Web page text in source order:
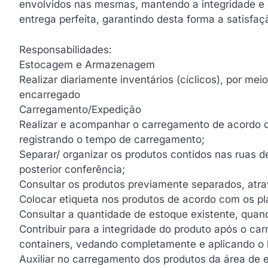
envolvidos nas mesmas, mantendo a integridade
entrega perfeita, garantindo desta forma a
Responsabilidades:
Estocagem e Armazenagem
Realizar diariamente inventários (cíclicos), por
encarregado
Carregamento/Expedição
Realizar e acompanhar o carregamento de
registrando o tempo de carregamento;
Separar/ organizar os produtos contidos nas ruas
posterior conferência;
Consultar os produtos previamente separados,
Colocar etiqueta nos produtos de acordo com os
Consultar a quantidade de estoque existente,
Contribuir para a integridade do produto após o
containers, vedando completamente e aplicando o
Auxiliar no carregamento dos produtos da área de